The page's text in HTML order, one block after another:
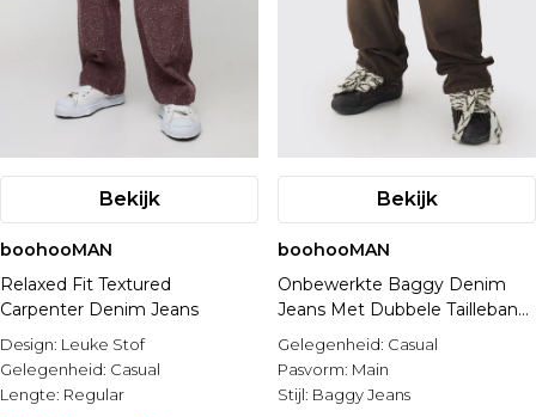
Bekijk
boohooMAN
Relaxed Fit Textured
Carpenter Denim Jeans
Design: Leuke Stof
Gelegenheid: Casual
Lengte: Regular
Bekijk
boohooMAN
Onbewerkte Baggy Denim
Jeans Met Dubbele Tailleband
In Bruin
Gelegenheid: Casual
Pasvorm: Main
Stijl: Baggy Jeans